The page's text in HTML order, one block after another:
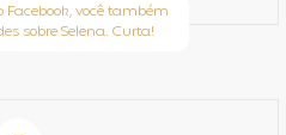
você também
sobre Selena. Curta!